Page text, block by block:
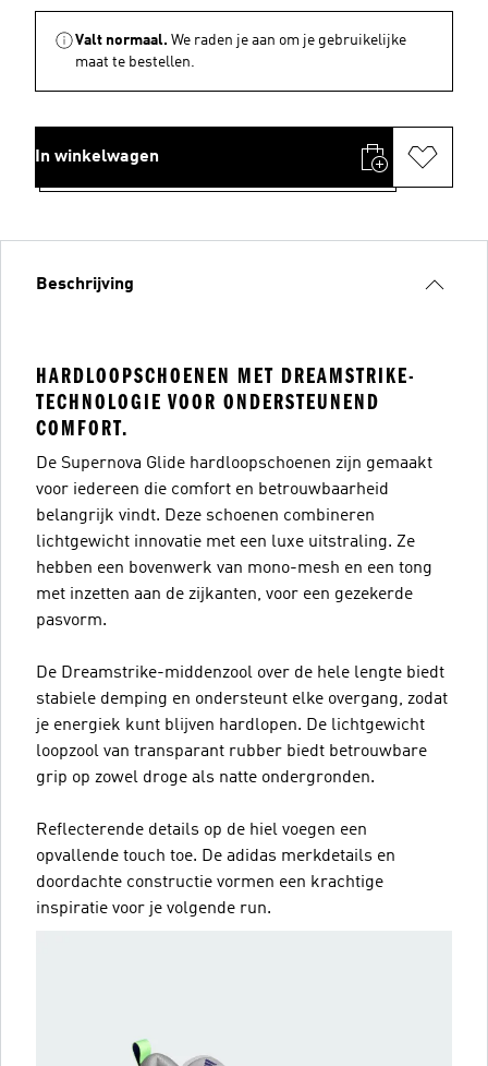
Valt normaal. We raden je aan om je gebruikelijke
maat te bestellen.
In winkelwagen
Beschrijving
HARDLOOPSCHOENEN MET DREAMSTRIKE-
TECHNOLOGIE VOOR ONDERSTEUNEND
COMFORT.
De Supernova Glide hardloopschoenen zijn gemaakt
voor iedereen die comfort en betrouwbaarheid
belangrijk vindt. Deze schoenen combineren
lichtgewicht innovatie met een luxe uitstraling. Ze
hebben een bovenwerk van mono-mesh en een tong
met inzetten aan de zijkanten, voor een gezekerde
pasvorm.
De Dreamstrike-middenzool over de hele lengte biedt
stabiele demping en ondersteunt elke overgang, zodat
je energiek kunt blijven hardlopen. De lichtgewicht
loopzool van transparant rubber biedt betrouwbare
grip op zowel droge als natte ondergronden.
Reflecterende details op de hiel voegen een
opvallende touch toe. De adidas merkdetails en
doordachte constructie vormen een krachtige
inspiratie voor je volgende run.